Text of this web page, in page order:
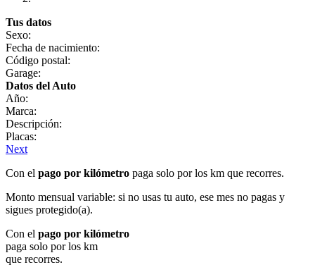
Tus datos
Sexo:
Fecha de nacimiento:
Código postal:
Garage:
Datos del Auto
Año:
Marca:
Descripción:
Placas:
Next
Con el pago por kilómetro paga solo por los km que recorres.
Monto mensual variable: si no usas tu auto, ese mes no pagas y
sigues protegido(a).
Con el pago por kilómetro
paga solo por los km
que recorres.